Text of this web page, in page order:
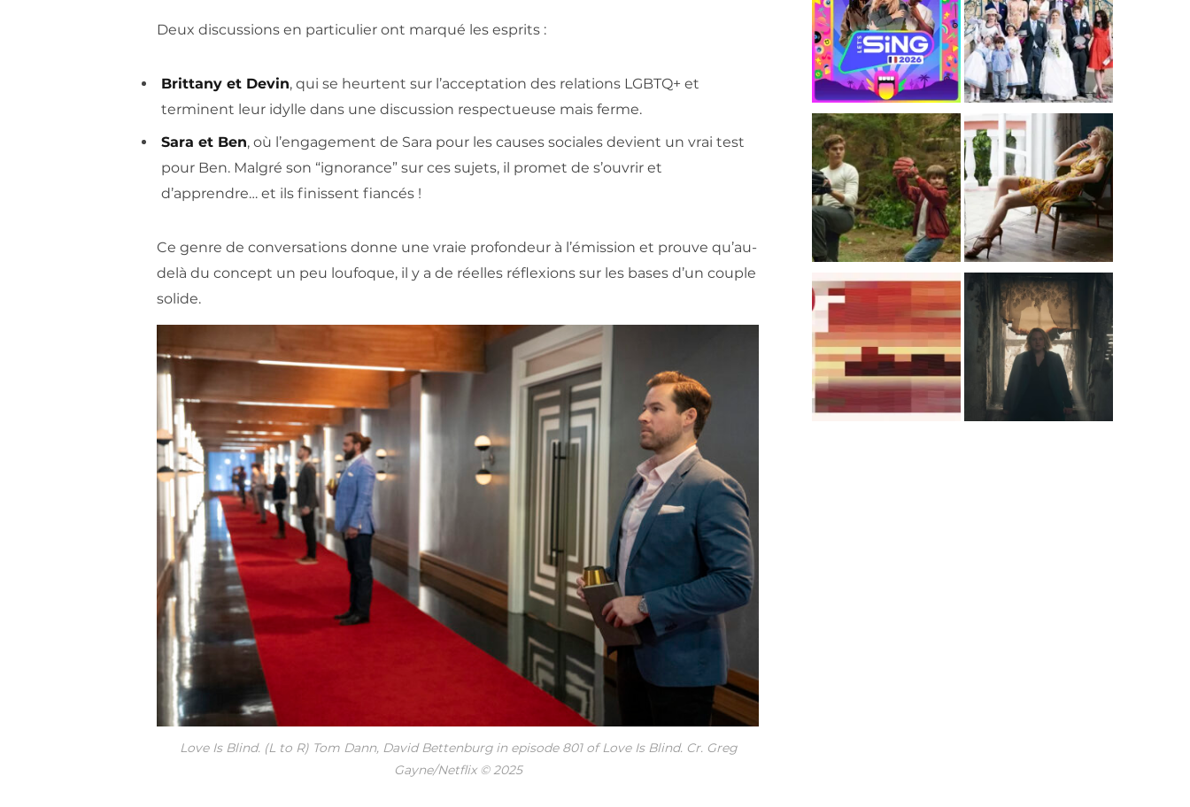
Deux discussions en particulier ont marqué les esprits :
Brittany et Devin, qui se heurtent sur l’acceptation des relations LGBTQ+ et
terminent leur idylle dans une discussion respectueuse mais ferme.
Sara et Ben, où l’engagement de Sara pour les causes sociales devient un vrai test
pour Ben. Malgré son “ignorance” sur ces sujets, il promet de s’ouvrir et
d’apprendre… et ils finissent fiancés !
Ce genre de conversations donne une vraie profondeur à l’émission et prouve qu’au-
delà du concept un peu loufoque, il y a de réelles réflexions sur les bases d’un couple
solide.
Love Is Blind. (L to R) Tom Dann, David Bettenburg in episode 801 of Love Is Blind. Cr. Greg
Gayne/Netflix © 2025